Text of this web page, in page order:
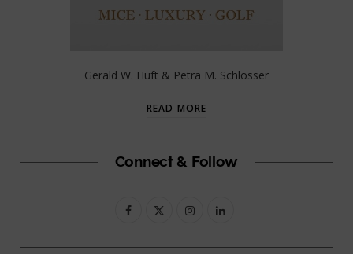
Gerald W. Huft & Petra M. Schlosser
READ MORE
Connect & Follow
F
I
L